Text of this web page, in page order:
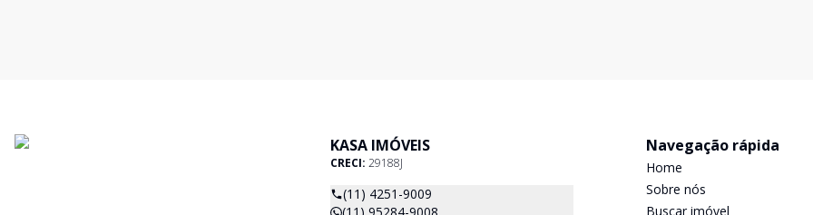
KASA IMÓVEIS
CRECI: 29188J
(11) 4251-9009
Navegação rápida
Home
Sobre nós
Buscar imóvel